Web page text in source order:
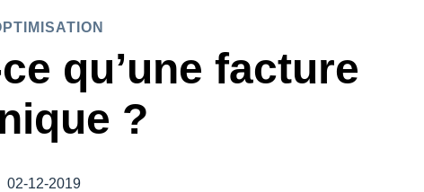
México (Español)
DES AFFAIRES
DES COÛTS DE L’ENTREPRISE
qu’une facture
?
02-12-2019